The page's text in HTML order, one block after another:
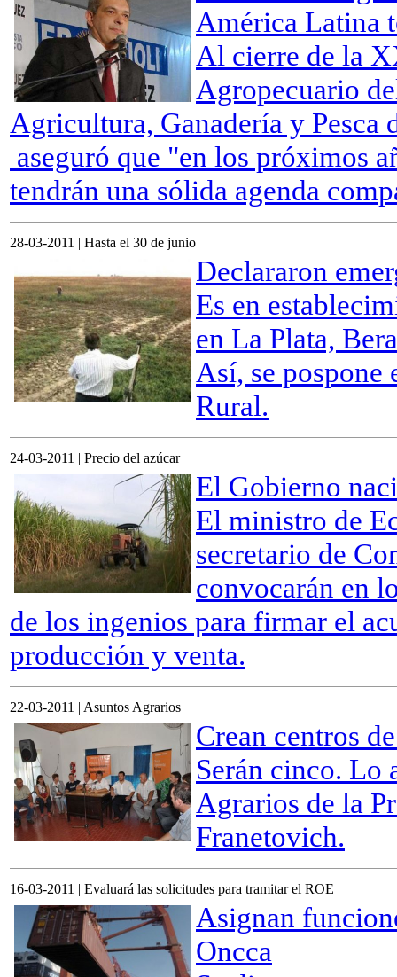
América Latina
Al cierre de la
Agropecuario
Agricultura, Ganadería y Pesca
aseguró que "en los próximos
tendrán una sólida agenda
28-03-2011 | Hasta el 30 de junio
Declararon
Es en
en La Plata,
Así, se
Rural.
24-03-2011 | Precio del azúcar
El Gobierno
El ministro de
secretario de
convocarán en
de los ingenios para firmar el
producción y venta.
22-03-2011 | Asuntos Agrarios
Crean centros
Serán cinco. Lo
Agrarios de la
Franetovich.
16-03-2011 | Evaluará las solicitudes para tramitar el ROE
Asignan
Oncca